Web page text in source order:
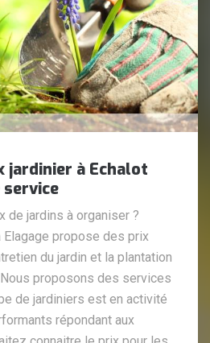
jardinier à Echalot
de jardins à organiser ?
Elagage propose des prix
du jardin et la plantation
proposons des services
de jardiniers est en activité
répondant aux